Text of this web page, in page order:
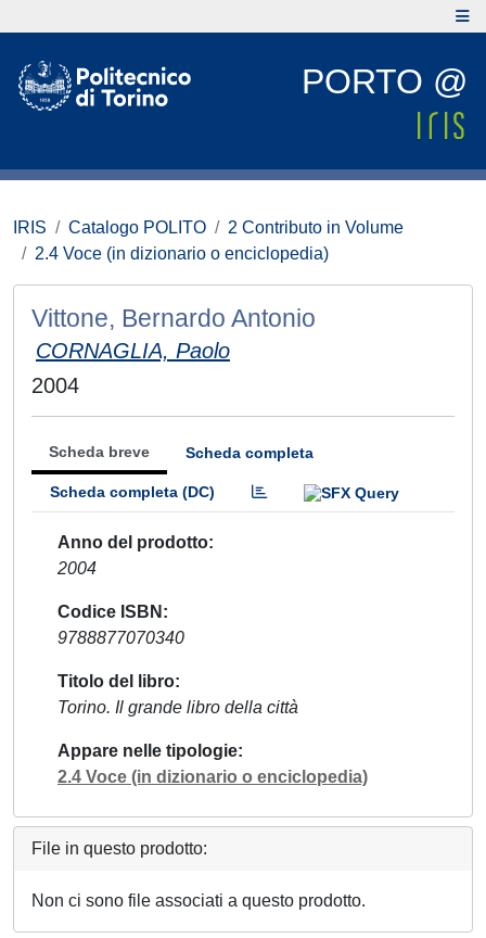
PORTO @
IRIS Catalogo POLITO
2 Contributo in Volume
2.4 Voce (in dizionario o enciclopedia)
Vittone, Bernardo Antonio
CORNAGLIA, Paolo
2004
Scheda breve Scheda completa
Scheda completa (DC)
Anno del prodotto
2004
Codice ISBN
9788877070340
Titolo del libro
Torino. Il grande libro della città
Appare nelle tipologie
2.4 Voce (in dizionario o enciclopedia)
File in questo prodotto:
Non ci sono file associati a questo prodotto.